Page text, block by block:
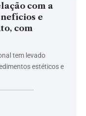
com a
e
com
tem levado
estéticos e